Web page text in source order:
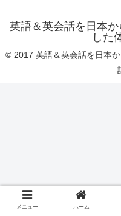
英語＆英会話を日本
した
© 2017 英語＆英会話を日本
メニュー ホーム